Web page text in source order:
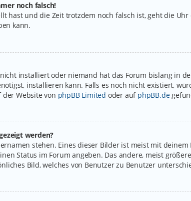
noch falsch!
hast und die Zeit trotzdem noch falsch ist, geht die
kann.
installiert oder niemand hat das Forum bislang in
installieren kann. Falls es noch nicht existiert,
Website von phpBB Limited oder auf phpBB.de
werden?
stehen. Eines dieser Bilder ist meist mit
Status im Forum angeben. Das andere, meist
Bild, welches von Benutzer zu Benutzer